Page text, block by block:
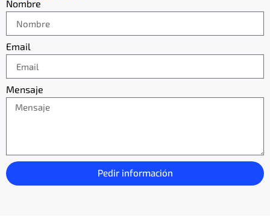
Nombre
Email
Mensaje
Pedir información